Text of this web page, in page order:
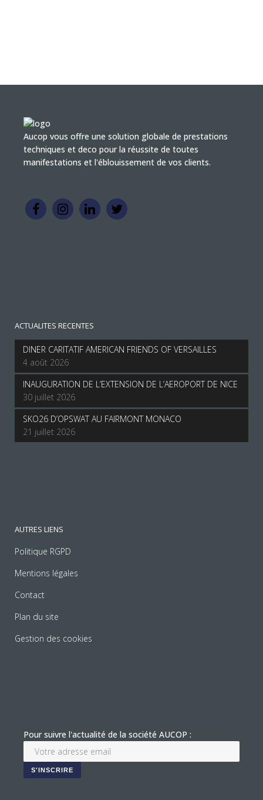
Aucop vous offre une solution globale de prestations
techniques et deco pour la réussite de toutes
manifestations et l'éblouissement de vos clients.
ACTUALITES RECENTES
DINER CARITATIF AMERICAN FRIENDS OF VERSAILLES
4 août 2026
INAUGURATION DE L’EXTENSION DE L’AEROPORT DE NICE
30 juillet 2026
SKO26 D’OPSWAT AU FAIRMONT MONACO
21 juillet 2026
AUTRES LIENS
Politique RGPD
Mentions légales
Contact
Plan du site
Gestion des cookies
Pour suivre l'actualité de la société AUCOP :